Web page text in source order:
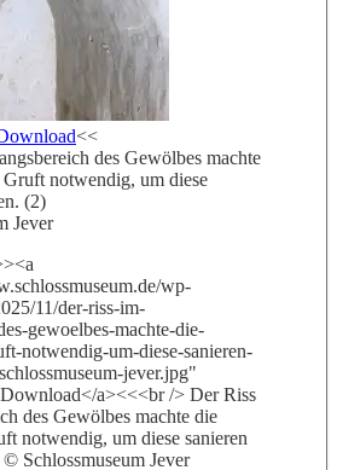
<<
des Gewölbes machte
notwendig, um diese
(2)
Jever